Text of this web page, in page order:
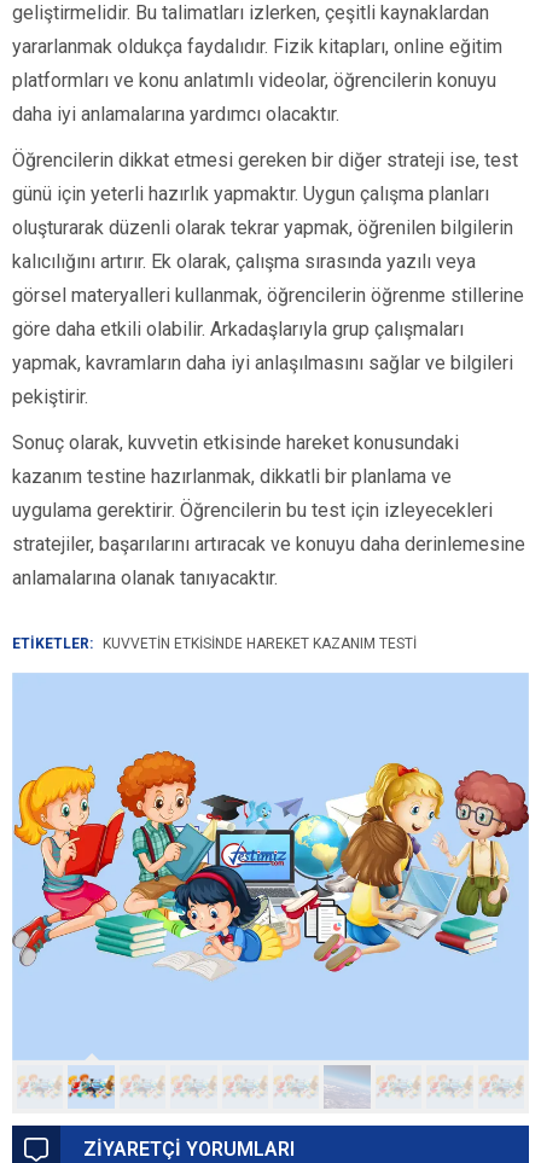
geliştirmelidir. Bu talimatları izlerken, çeşitli kaynaklardan
yararlanmak oldukça faydalıdır. Fizik kitapları, online eğitim
platformları ve konu anlatımlı videolar, öğrencilerin konuyu
daha iyi anlamalarına yardımcı olacaktır.
Öğrencilerin dikkat etmesi gereken bir diğer strateji ise, test
günü için yeterli hazırlık yapmaktır. Uygun çalışma planları
oluşturarak düzenli olarak tekrar yapmak, öğrenilen bilgilerin
kalıcılığını artırır. Ek olarak, çalışma sırasında yazılı veya
görsel materyalleri kullanmak, öğrencilerin öğrenme stillerine
göre daha etkili olabilir. Arkadaşlarıyla grup çalışmaları
yapmak, kavramların daha iyi anlaşılmasını sağlar ve bilgileri
pekiştirir.
Sonuç olarak, kuvvetin etkisinde hareket konusundaki
kazanım testine hazırlanmak, dikkatli bir planlama ve
uygulama gerektirir. Öğrencilerin bu test için izleyecekleri
stratejiler, başarılarını artıracak ve konuyu daha derinlemesine
anlamalarına olanak tanıyacaktır.
ETİKETLER: KUVVETIN ETKISINDE HAREKET KAZANIM TESTI
ZİYARETÇİ YORUMLARI